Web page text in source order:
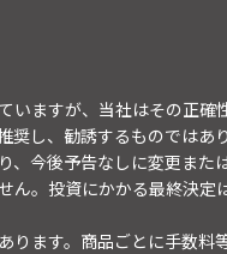
ますが、当社はその正
し、勧誘するものではあ
今後予告なしに変更また
。投資にかかる最終決
ます。商品ごとに手数料